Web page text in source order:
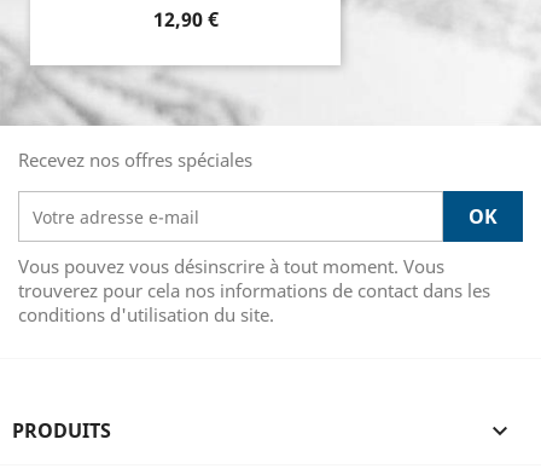
Prix
12,90 €
Recevez nos offres spéciales
Vous pouvez vous désinscrire à tout moment. Vous
trouverez pour cela nos informations de contact dans les
conditions d'utilisation du site.
PRODUITS 